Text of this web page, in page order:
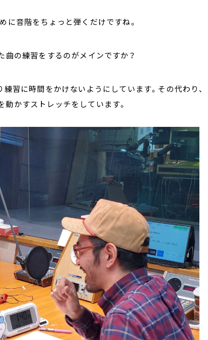
に音階をちょっと弾くだけですね。
曲の練習をするのがメインですか？
習に時間をかけないようにしています。その代わり、
かすストレッチをしています。